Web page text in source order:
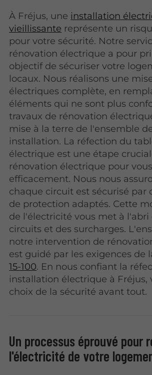
À Fréjus, une installation
vieillissante représente un
pour votre sécurité. Notre
rénovation électrique a pour
objectif de sécuriser votre
locaux. Nous réalisons une
électriques complète, en
éléments qui ne sont plus
travaux de rénovation
mise à la terre de l'ensemble
installation. La réfection du
électrique est une étape
rénovation électrique pour
efficacement. Nous nous
chaque circuit est sécurisé par
de protection adaptés. Cette
de l'électricité vous met à l'abri
circuits et des surcharges.
notre intervention de
est guidé par les exigences de
15-100. En nous confiant la
installation électrique à Fréjus,
choix de la sécurité avant tout.
Un processus éprouvé pour
l'électricité de votre